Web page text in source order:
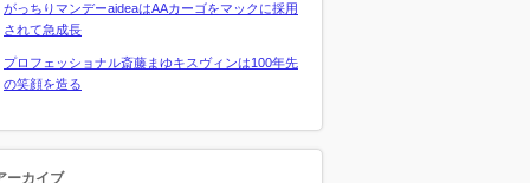
がっちりマンデーaideaはAAカーゴをマックに採用
されて急成長
プロフェッショナル斎藤まゆキスヴィンは100年先
の笑顔を造る
ーカイブ